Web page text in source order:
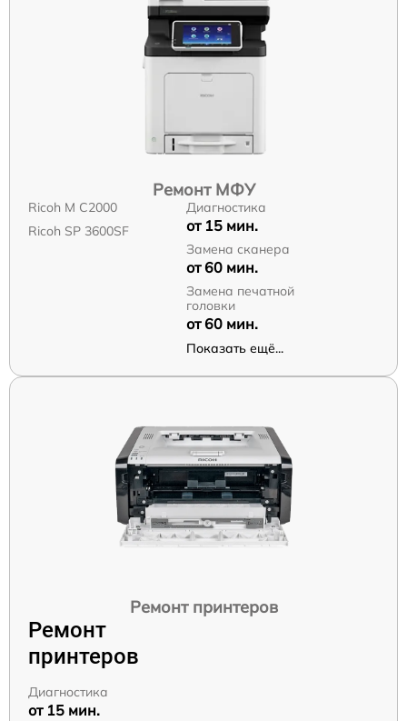
Ремонт МФУ
Ricoh M C2000
Ricoh SP 3600SF
Диагностика
от 15 мин.
Замена сканера
от 60 мин.
Замена печатной
головки
от 60 мин.
Показать ещё...
Ремонт принтеров
Ремонт
принтеров
Диагностика
от 15 мин.